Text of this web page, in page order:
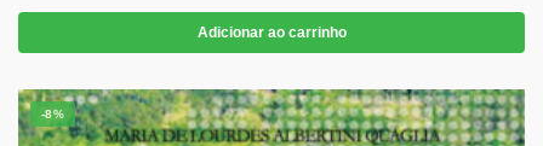
preço
original
era:
R$97,87.
preço
atual
é:
R$90,04.
Adicionar ao carrinho
-8%